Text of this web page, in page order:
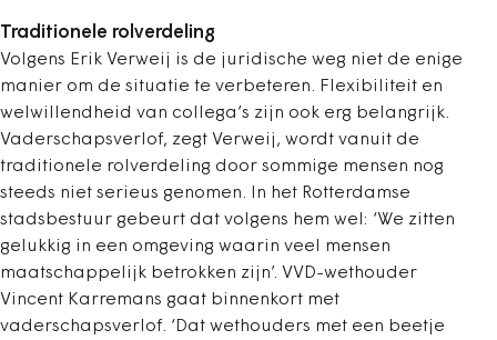
Traditionele rolverdeling
Volgens Erik Verweij is de juridische weg niet de enige
manier om de situatie te verbeteren. Flexibiliteit en
welwillendheid van collega’s zijn ook erg belangrijk.
Vaderschapsverlof, zegt Verweij, wordt vanuit de
traditionele rolverdeling door sommige mensen nog
steeds niet serieus genomen. In het Rotterdamse
stadsbestuur gebeurt dat volgens hem wel: ‘We zitten
gelukkig in een omgeving waarin veel mensen
maatschappelijk betrokken zijn’. VVD-wethouder
Vincent Karremans gaat binnenkort met
vaderschapsverlof. ‘Dat wethouders met een beetje